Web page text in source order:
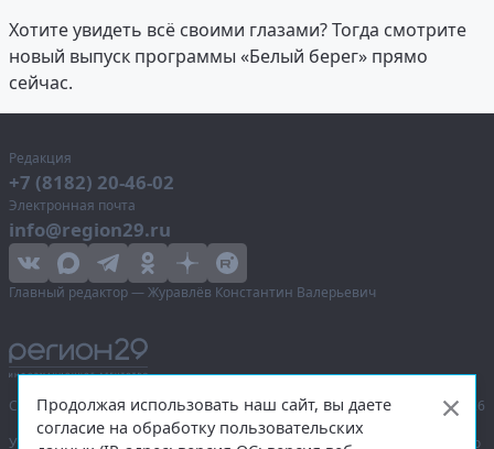
Хотите увидеть всё своими глазами? Тогда смотрите
новый выпуск программы «Белый берег» прямо
сейчас.
Редакция
+7 (8182) 20-46-02
Электронная почта
info@region29.ru
Главный редактор — Журавлёв Константин Валерьевич
Сетевое издание «Информационное агентство Регион 29»,
© 2016–2026
Учредитель — общество с ограниченной ответственностью «Агентство
Продолжая использовать наш сайт, вы даете
согласие на обработку пользовательских